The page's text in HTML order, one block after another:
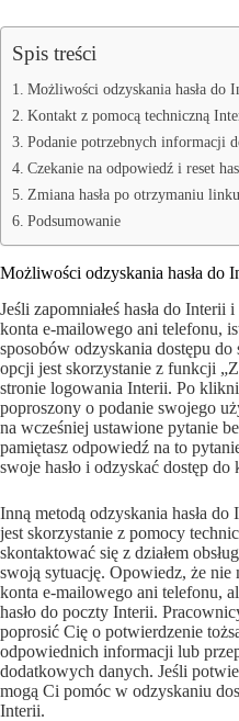
Spis treści
Możliwości odzyskania hasła do
Kontakt z pomocą techniczną
Podanie potrzebnych informacji
Czekanie na odpowiedź i reset
Zmiana hasła po otrzymaniu
Podsumowanie
Możliwości odzyskania hasła do
Jeśli zapomniałeś hasła do Interii
konta e-mailowego ani telefonu,
sposobów odzyskania dostępu do
opcji jest skorzystanie z funkcji
stronie logowania Interii. Po
poproszony o podanie swojego
na wcześniej ustawione pytanie
pamiętasz odpowiedź na to
swoje hasło i odzyskać dostęp do
Inną metodą odzyskania hasła
jest skorzystanie z pomocy
skontaktować się z działem
swoją sytuację. Opowiedz, że nie
konta e-mailowego ani telefonu,
hasło do poczty Interii.
poprosić Cię o potwierdzenie
odpowiednich informacji lub
dodatkowych danych. Jeśli
mogą Ci pomóc w odzyskaniu
Interii.